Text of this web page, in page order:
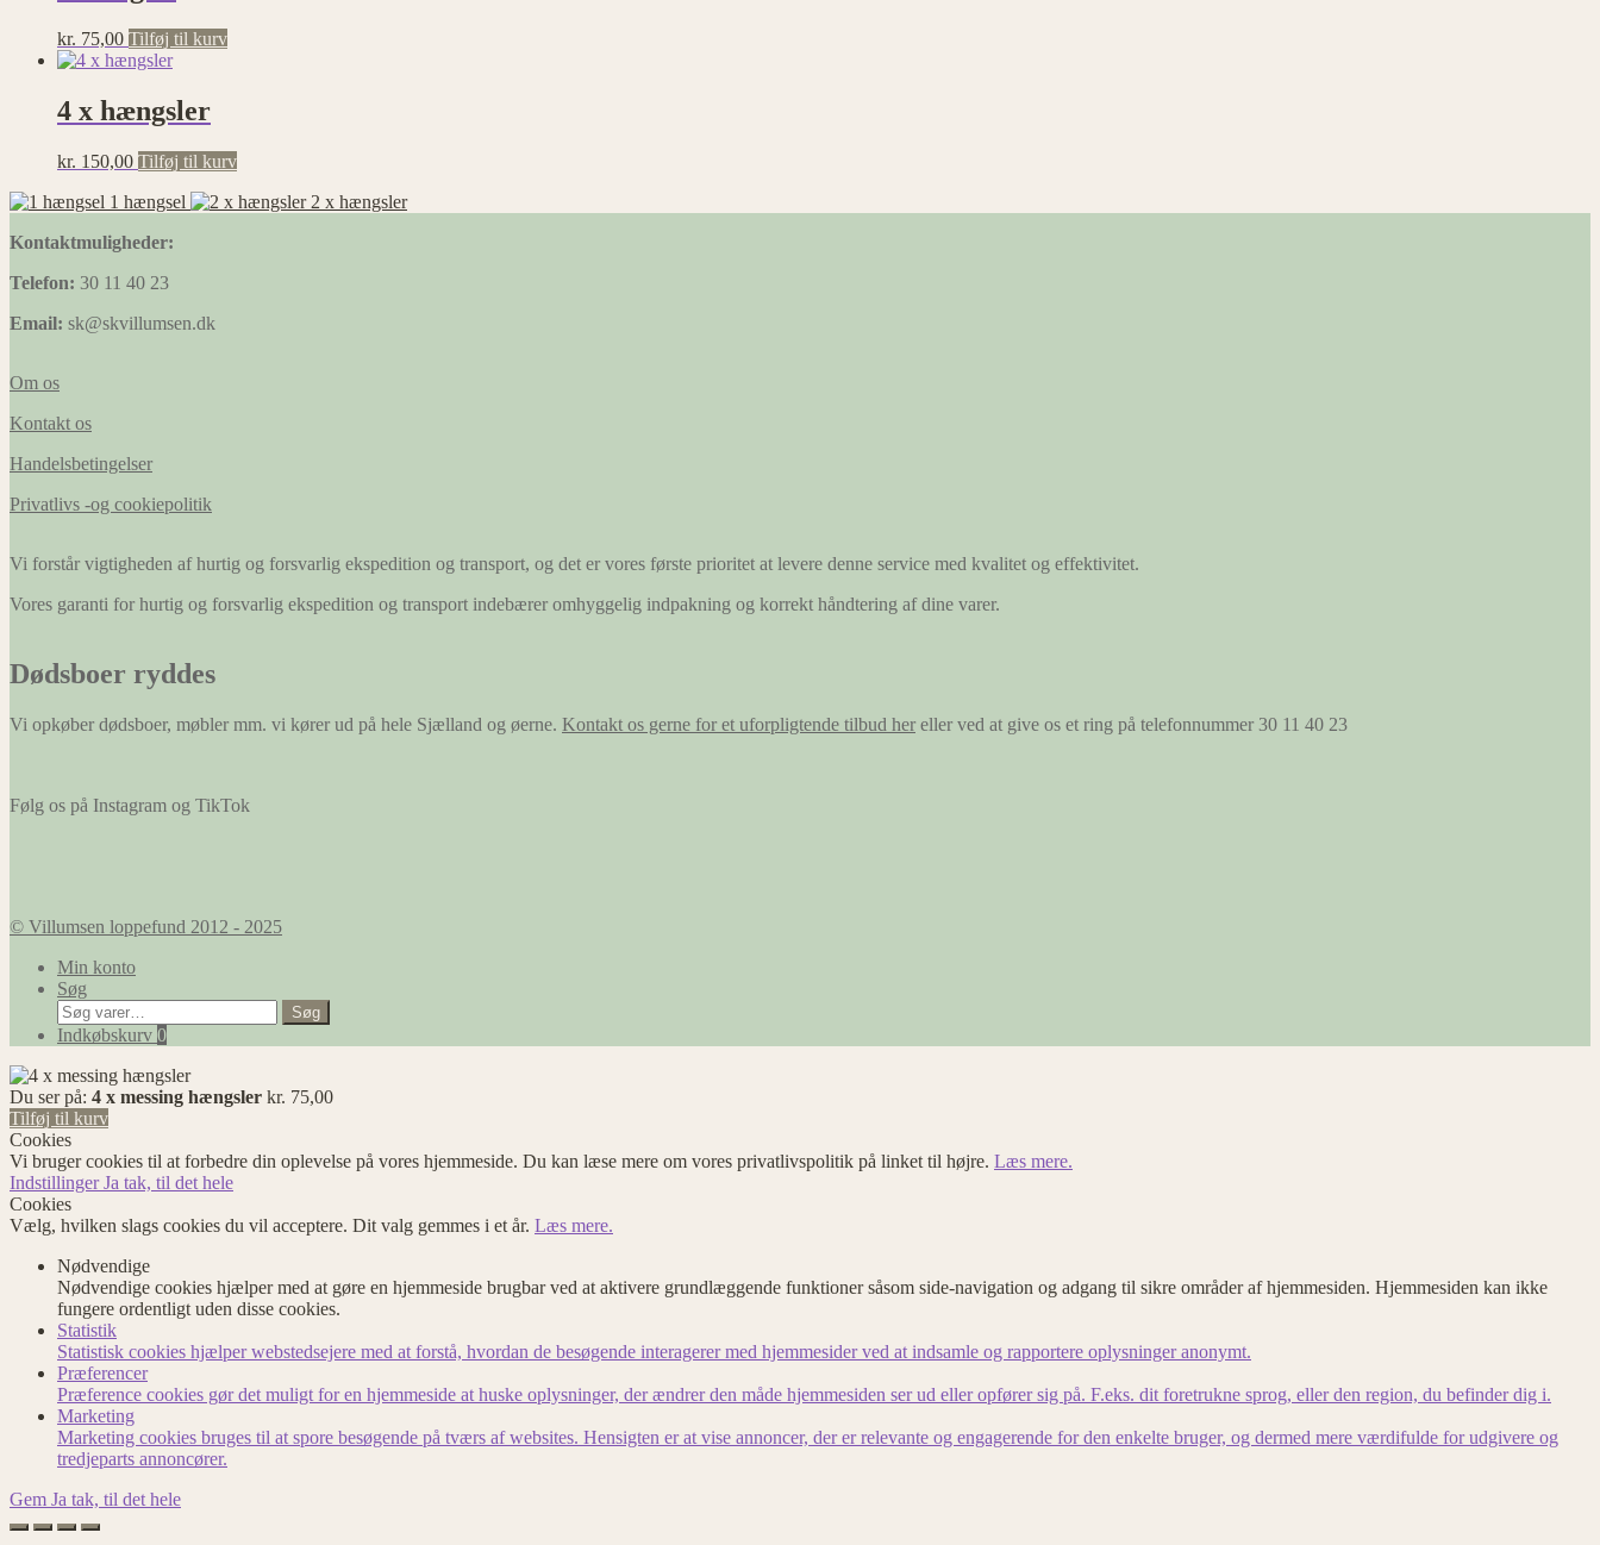
kr. 75,00 Tilføj til kurv
4 x hængsler
kr. 150,00 Tilføj til kurv
1 hængsel
2 x hængsler
Kontaktmuligheder:
Telefon: 30 11 40 23
Email: sk@skvillumsen.dk
Om os
Kontakt os
Handelsbetingelser
Privatlivs -og cookiepolitik
Vi forstår vigtigheden af hurtig og forsvarlig ekspedition og transport, og det er vores første prioritet at levere denne service med kvalitet og effektivitet.
Vores garanti for hurtig og forsvarlig ekspedition og transport indebærer omhyggelig indpakning og korrekt håndtering af dine varer.
Dødsboer ryddes
Vi opkøber dødsboer, møbler mm. vi kører ud på hele Sjælland og øerne. Kontakt os gerne for et uforpligtende tilbud her eller ved at give os et ring på telefonnummer 30 11 40 23
Følg os på Instagram og TikTok
© Villumsen loppefund 2012 - 2025
Min konto
Søg
Søg
efter:
Søg
Indkøbskurv 0
Du ser på: 4 x messing hængsler kr. 75,00
Tilføj til kurv
Cookies
Vi bruger cookies til at forbedre din oplevelse på vores hjemmeside. Du kan læse mere om vores privatlivspolitik på linket til højre. Læs mere.
IndstillingerJa tak, til det hele
Cookies
Vælg, hvilken slags cookies du vil acceptere. Dit valg gemmes i et år. Læs mere.
Nødvendige
Nødvendige cookies hjælper med at gøre en hjemmeside brugbar ved at aktivere grundlæggende funktioner såsom side-navigation og adgang til sikre områder af hjemmesiden. Hjemmesiden kan ikke
fungere ordentligt uden disse cookies.
Statistik
Statistisk cookies hjælper webstedsejere med at forstå, hvordan de besøgende interagerer med hjemmesider ved at indsamle og rapportere oplysninger anonymt.
Præferencer
Præference cookies gør det muligt for en hjemmeside at huske oplysninger, der ændrer den måde hjemmesiden ser ud eller opfører sig på. F.eks. dit foretrukne sprog, eller den region, du befinder dig i.
Marketing
Marketing cookies bruges til at spore besøgende på tværs af websites. Hensigten er at vise annoncer, der er relevante og engagerende for den enkelte bruger, og dermed mere værdifulde for udgivere og
tredjeparts annoncører.
Gem Ja tak, til det hele